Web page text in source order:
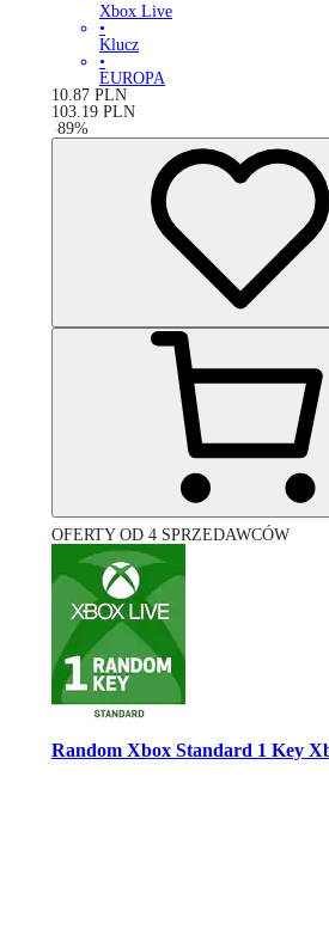
Xbox Live
•
Klucz
•
EUROPA
10.87 PLN
103.19 PLN
-89%
OFERTY OD 4 SPRZEDAWCÓW
Random Xbox Standard 1 Key